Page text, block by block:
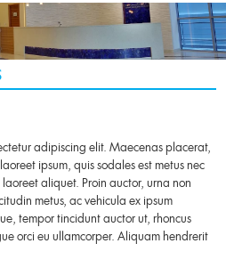
adipiscing elit. Maecenas placerat,
ipsum, quis sodales est metus nec
aliquet. Proin auctor, urna non
metus, ac vehicula ex ipsum
tempor tincidunt auctor ut, rhoncus
orci eu ullamcorper. Aliquam hendrerit